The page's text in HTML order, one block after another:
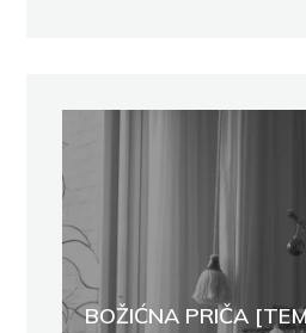
BOŽIĆNA PRIČA